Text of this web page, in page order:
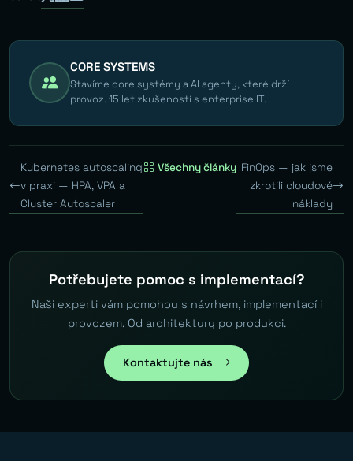
CORE SYSTEMS
Stavíme core systémy a AI agenty, které drží
provoz. 15 let zkušeností s enterprise IT.
Kubernetes autoscaling
v praxi — HPA, VPA a
Cluster Autoscaler
Všechny články FinOps — jak jsme
zkrotili cloudové
náklady
Potřebujete pomoc s implementací?
Naši experti vám pomohou s návrhem, implementací i
provozem. Od architektury po produkci.
Kontaktujte nás